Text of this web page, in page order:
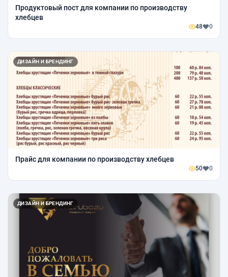
Продуктовый пост для компании по производству
хлебцев
48 0
ДИЗАЙН И БРЕНДИНГ
Прайс для компании по производству хлебцев
50 0
ДИЗАЙН И БРЕНДИНГ